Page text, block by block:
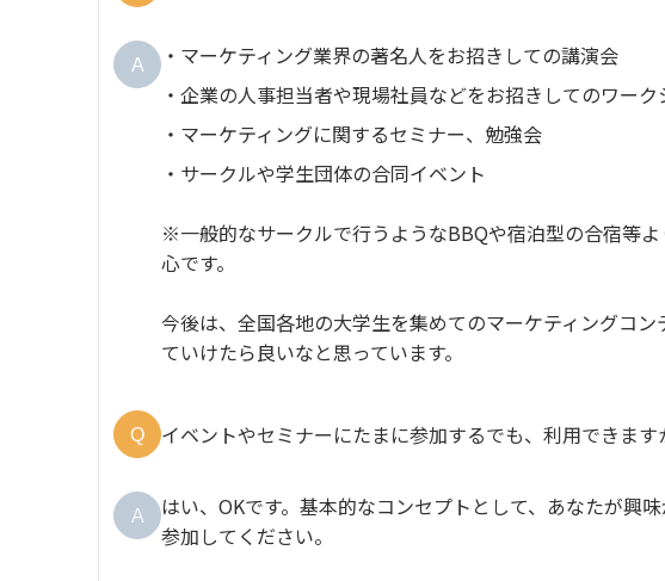
A
・マーケティング業界の著名人をお招きしての講演会
・企業の人事担当者や現場社員などをお招きしてのワー
・マーケティングに関するセミナー、勉強会
・サークルや学生団体の合同イベント
※一般的なサークルで行うようなBBQや宿泊型の合宿等
心です。
今後は、全国各地の大学生を集めてのマーケティングコ
ていけたら良いなと思っています。
Q イベントやセミナーにたまに参加するでも、利用できます
A
はい、OKです。基本的なコンセプトとして、あなたが興
参加してください。